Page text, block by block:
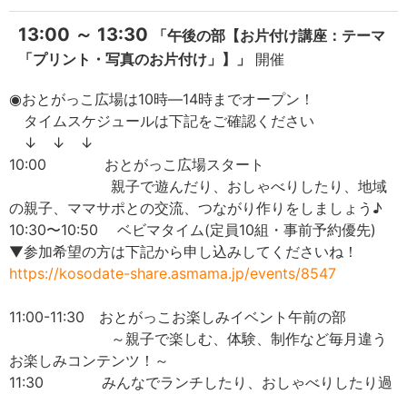
13:00 ～ 13:30
「午後の部【お片付け講座：テーマ
「プリント・写真のお片付け」】」
開催
◉おとがっこ広場は10時―14時までオープン！
タイムスケジュールは下記をご確認ください
↓ ↓ ↓
10:00 おとがっこ広場スタート
親子で遊んだり、おしゃべりしたり、地域
の親子、ママサポとの交流、つながり作りをしましょう♪
10:30〜10:50 ベビマタイム(定員10組・事前予約優先)
▼参加希望の方は下記から申し込みしてくださいね！
https://kosodate-share.asmama.jp/events/8547
11:00-11:30 おとがっこお楽しみイベント午前の部
～親子で楽しむ、体験、制作など毎月違う
お楽しみコンテンツ！～
11:30 みんなでランチしたり、おしゃべりしたり過